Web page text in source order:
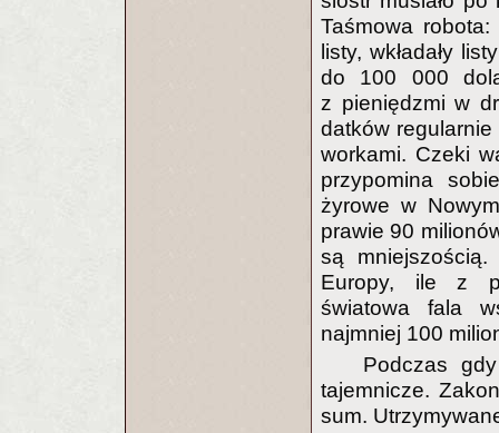
Taśmowa
listy, wkładały
do 100 000
z pieniędzmi w
datków regularnie
workami. Czeki
przypomina
żyrowe w
prawie 90
są mniejszością.
Europy, ile z
światowa fala
najmniej 100
Podczas
tajemnicze.
sum.